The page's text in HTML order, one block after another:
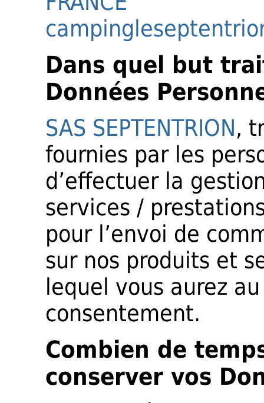
Dans quel but
Données
SAS SEPTENTRION,
fournies par les
d’effectuer la
services /
pour l’envoi de
sur nos produits et
lequel vous aurez
consentement.
Combien de
conserver vos